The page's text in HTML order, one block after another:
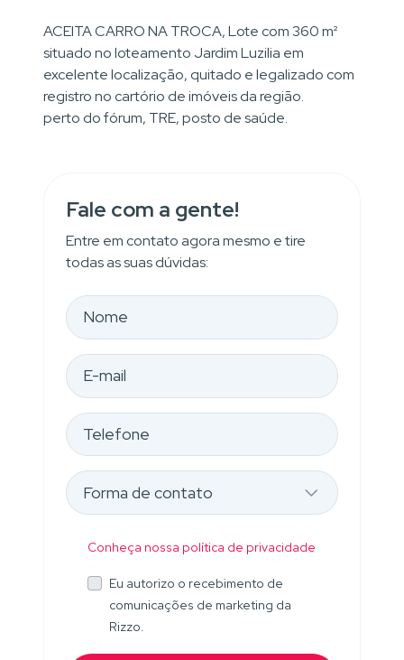
ACEITA CARRO NA TROCA, Lote com 360 m²
situado no loteamento Jardim Luzilia em
excelente localização, quitado e legalizado com
registro no cartório de imóveis da região.
perto do fórum, TRE, posto de saúde.
Fale com a gente!
Entre em contato agora mesmo e tire
todas as suas dúvidas:
Conheça nossa política de privacidade
Eu autorizo o recebimento de
comunicações de marketing da
Rizzo.